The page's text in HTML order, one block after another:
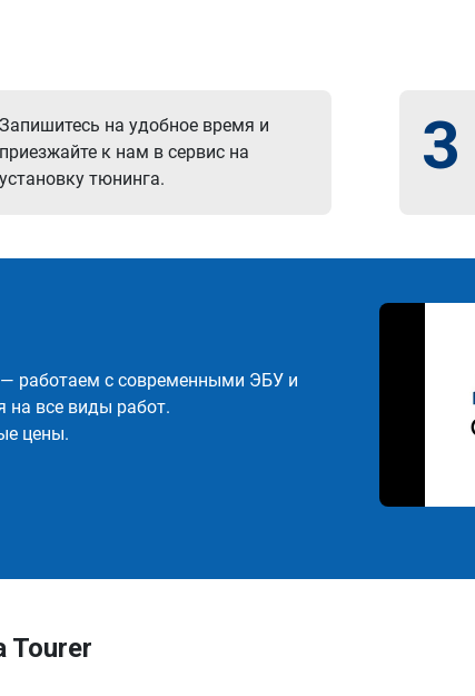
Запишитесь на удобное время и
приезжайте к нам в сервис на
установку тюнинга.
3
— работаем с современными ЭБУ и
на все виды работ.
цены.
Tourer